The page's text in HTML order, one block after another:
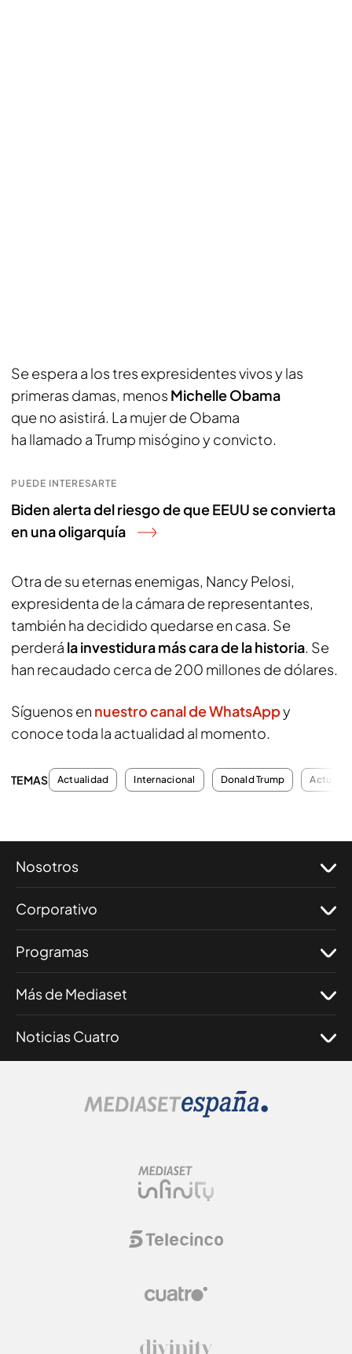
Se espera a los tres expresidentes vivos y las
primeras damas, menos Michelle Obama
que no asistirá. La mujer de Obama
ha llamado a Trump misógino y convicto.
PUEDE INTERESARTE
Biden alerta del riesgo de que EEUU se convierta
en una oligarquía
Otra de su eternas enemigas, Nancy Pelosi,
expresidenta de la cámara de representantes,
también ha decidido quedarse en casa. Se
perderá la investidura más cara de la historia. Se
han recaudado cerca de 200 millones de dólares.
Síguenos en nuestro canal de WhatsAppy
conoce toda la actualidad al momento.
TEMAS Actualidad Internacional Donald Trump
Nosotros
Corporativo
Programas
Más de Mediaset
Noticias Cuatro